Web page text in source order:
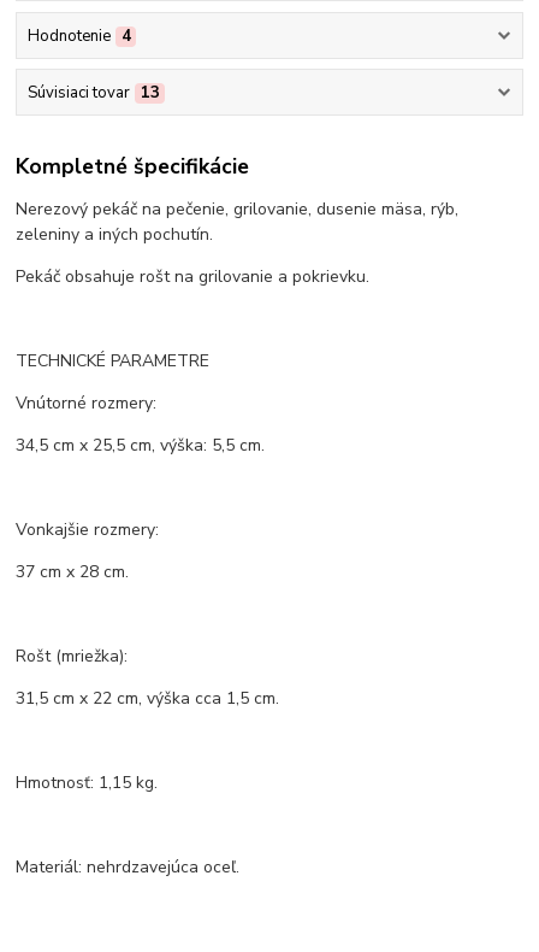
Hodnotenie 4
Súvisiaci tovar 13
Kompletné špecifikácie
Nerezový pekáč na pečenie, grilovanie, dusenie mäsa, rýb,
zeleniny a iných pochutín.
Pekáč obsahuje rošt na grilovanie a pokrievku.
TECHNICKÉ PARAMETRE
Vnútorné rozmery:
34,5 cm x 25,5 cm, výška: 5,5 cm.
Vonkajšie rozmery:
37 cm x 28 cm.
Rošt (mriežka):
31,5 cm x 22 cm, výška cca 1,5 cm.
Hmotnosť: 1,15 kg.
Materiál: nehrdzavejúca oceľ.